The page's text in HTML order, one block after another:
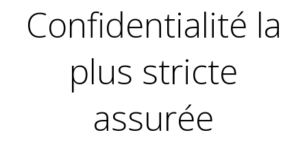
Confidentialité la
plus stricte
assurée